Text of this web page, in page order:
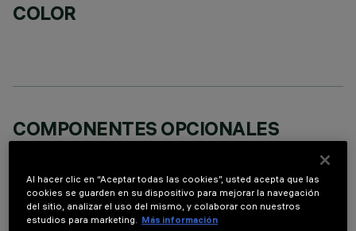
COLOR
COMPONENTES OPCIONALES
Al hacer clic en “Aceptar todas las cookies”, usted acepta que las
cookies se guarden en su dispositivo para mejorar la navegación
del sitio, analizar el uso del mismo, y colaborar con nuestros
estudios para marketing.
Más información